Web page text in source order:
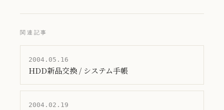
関連記事
2004.05.16
HDD新品交換 / システム手帳
2004.02.19